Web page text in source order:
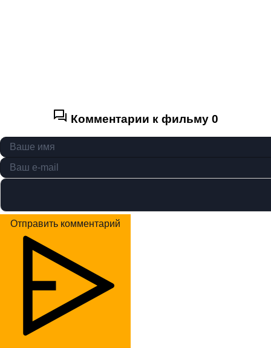
Комментарии к фильму 0
Отправить комментарий